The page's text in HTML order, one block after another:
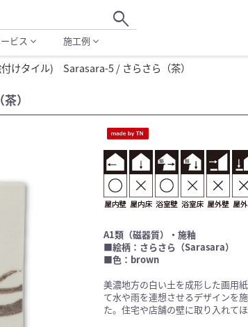
search
ビス expand_more 施工例 expand_more
けタイル) Sarasara-5 / さらさら（茶）
）
A1類（磁器質）・施釉
■絵柄：さらさら（Sarasara）
■色：brown
美濃地方の白い土を成形した画用
て水や雨を連想させるデザインを
た。住宅や店舗の壁に取り入れて